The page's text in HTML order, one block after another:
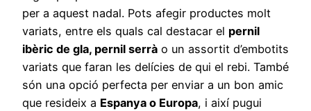
per a aquest nadal. Pots afegir productes molt
variats, entre els quals cal destacar el pernil
ibèric de gla, pernil serrà o un assortit d’embotits
variats que faran les delícies de qui el rebi. També
són una opció perfecta per enviar a un bon amic
que resideix a Espanya o Europa, i així pugui